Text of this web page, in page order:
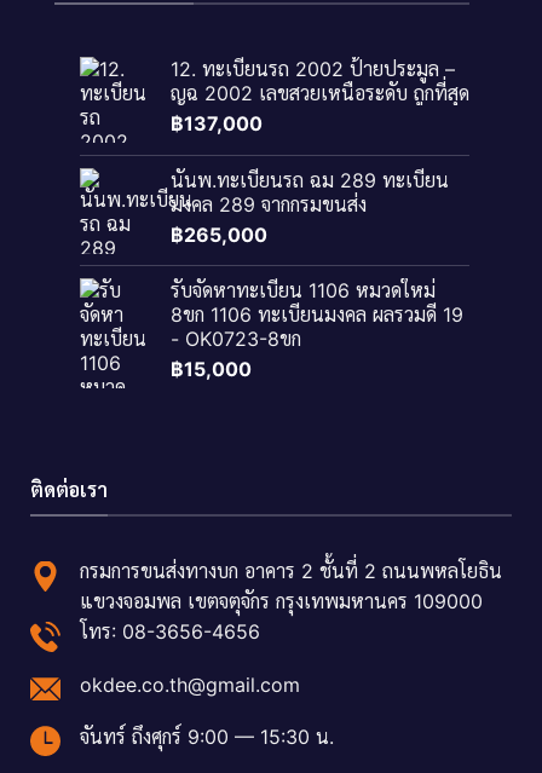
12. ทะเบียนรถ 2002 ป้ายประมูล –
ญฉ 2002 เลขสวยเหนือระดับ ถูกที่สุด
฿137,000
นันพ.ทะเบียนรถ ฉม 289 ทะเบียน
มงคล 289 จากกรมขนส่ง
฿265,000
รับจัดหาทะเบียน 1106 หมวดใหม่
8ขก 1106 ทะเบียนมงคล ผลรวมดี 19
- OK0723-8ขก
฿15,000
ติดต่อเรา
กรมการขนส่งทางบก อาคาร 2 ชั้นที่ 2 ถนนพหลโยธิน
แขวงจอมพล เขตจตุจักร กรุงเทพมหานคร 109000
โทร: 08-3656-4656
okdee.co.th@gmail.com
จันทร์ ถึงศุกร์ 9:00 — 15:30 น.